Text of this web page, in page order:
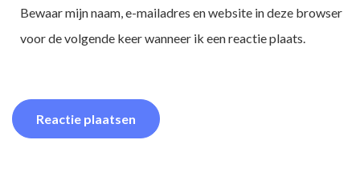
Bewaar mijn naam, e-mailadres en website in deze browser
voor de volgende keer wanneer ik een reactie plaats.